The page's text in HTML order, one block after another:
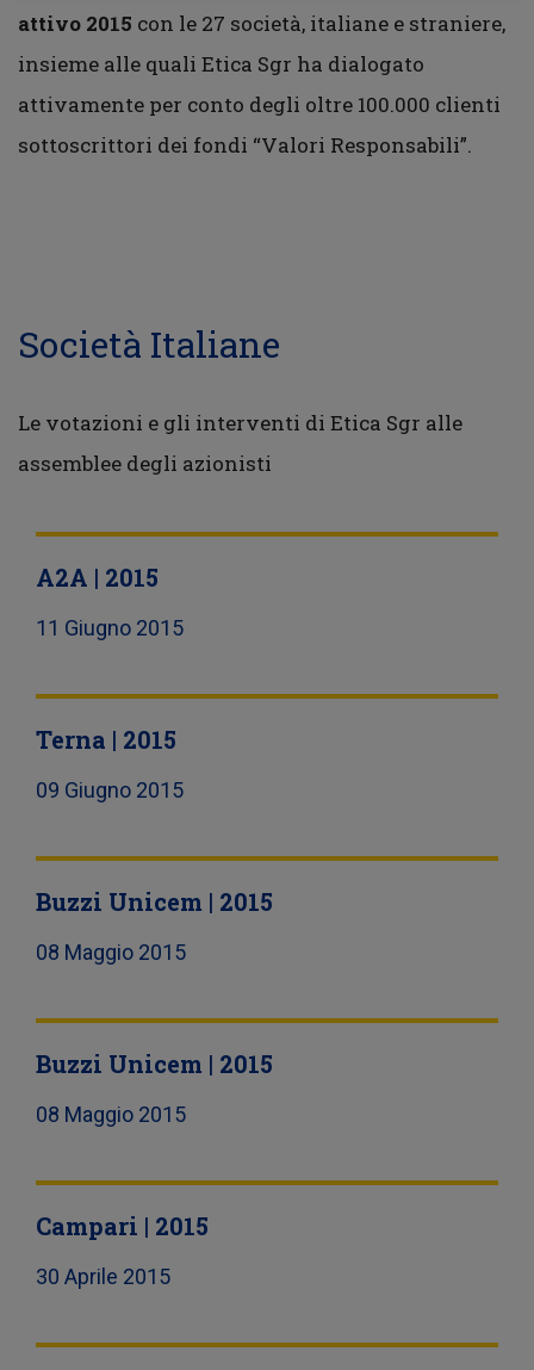
attivo 2015 con le 27 società, italiane e straniere,
insieme alle quali Etica Sgr ha dialogato
attivamente per conto degli oltre 100.000 clienti
sottoscrittori dei fondi “Valori Responsabili”.
Società Italiane
Le votazioni e gli interventi di Etica Sgr alle
assemblee degli azionisti
A2A | 2015
11 Giugno 2015
Terna | 2015
09 Giugno 2015
Buzzi Unicem | 2015
08 Maggio 2015
Buzzi Unicem | 2015
08 Maggio 2015
Campari | 2015
30 Aprile 2015